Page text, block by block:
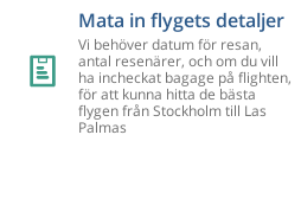
Mata in flygets detaljer
Vi behöver datum för resan,
antal resenärer, och om du vill
ha incheckat bagage på flighten,
för att kunna hitta de bästa
flygen från Stockholm till Las
Palmas